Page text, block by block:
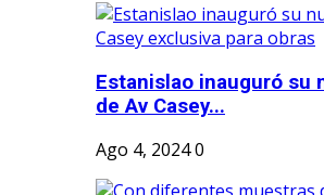
Estanislao inauguró su
de Av Casey...
Ago 4, 20240